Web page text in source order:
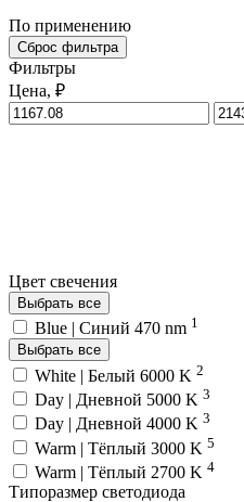
По применению
Сброс фильтра
Фильтры
Цена, ₽
Цвет свечения
Выбрать все
Blue | Синий 470 nm 1
Выбрать все
White | Белый 6000 K 2
Day | Дневной 5000 K 3
Day | Дневной 4000 K 3
Warm | Тёплый 3000 K 5
Warm | Тёплый 2700 K 4
Типоразмер светодиода